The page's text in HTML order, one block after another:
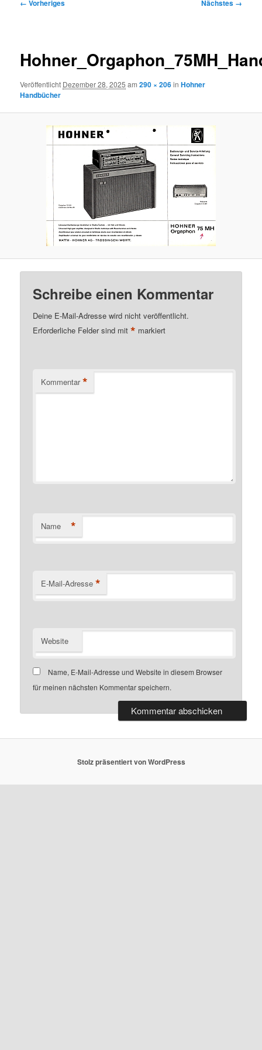
← Vorheriges Nächstes →
Veröffentlicht Dezember 28, 2025 am290 × 206inHohner
Handbücher
Schreibe einen Kommentar
Deine E-Mail-Adresse wird nicht veröffentlicht.
Erforderliche Felder sind mit* markiert
Kommentar *
Name *
E-Mail-Adresse *
Website
Name, E-Mail-Adresse und Website in diesem Browser
für meinen nächsten Kommentar speichern.
Stolz präsentiert von WordPress